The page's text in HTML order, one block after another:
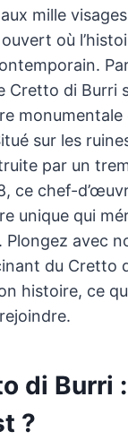
mille
où
Cretto di Burri
sur les
par un
ce chef-
unique qui
avec
du Cretto
histoire, ce
di Burri
?